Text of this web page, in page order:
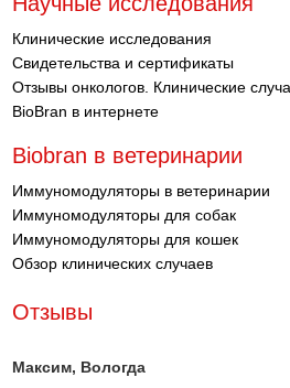
Клинические исследования
Свидетельства и сертификаты
Отзывы онкологов. Клинические
BioBran в интернете
Biobran в ветеринарии
Иммуномодуляторы в ветеринарии
Иммуномодуляторы для собак
Иммуномодуляторы для кошек
Обзор клинических случаев
Отзывы
Максим, Вологда